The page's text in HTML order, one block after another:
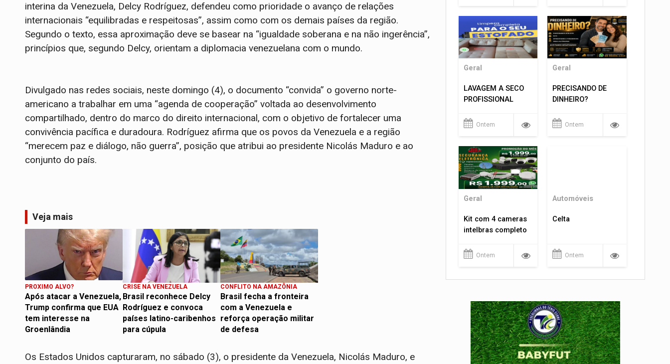
interina da Venezuela, Delcy Rodríguez, defendeu como prioridade o avanço de relações
internacionais “equilibradas e respeitosas”, assim como com os demais países da região.
Segundo o texto, essa aproximação deve se basear na “igualdade soberana e na não ingerência”,
princípios que, segundo Delcy, orientam a diplomacia venezuelana com o mundo.
Divulgado nas redes sociais, neste domingo (4), o documento “convida” o governo norte-
americano a trabalhar em uma “agenda de cooperação” voltada ao desenvolvimento
compartilhado, dentro do marco do direito internacional, com o objetivo de fortalecer uma
convivência pacífica e duradoura. Rodríguez afirma que os povos da Venezuela e a região
“merecem paz e diálogo, não guerra”, posição que atribui ao presidente Nicolás Maduro e ao
conjunto do país.
Veja mais
PROXIMO ALVO?
Após atacar a Venezuela,
Trump confirma que EUA
tem interesse na
Groenlândia
CRISE NA VENEZUELA
Brasil reconhece Delcy
Rodríguez e convoca
países latino-caribenhos
para cúpula
CONFLITO NA AMAZÔNIA
Brasil fecha a fronteira
com a Venezuela e
reforça operação militar
de defesa
Os Estados Unidos capturaram, no sábado (3), o presidente da Venezuela, Nicolás Maduro, e
Geral
LAVAGEM A SECO
PROFISSIONAL
Ontem
Geral
PRECISANDO DE
DINHEIRO?
Ontem
Geral
Kit com 4 cameras
intelbras completo
Ontem
Automóveis
Celta
Ontem